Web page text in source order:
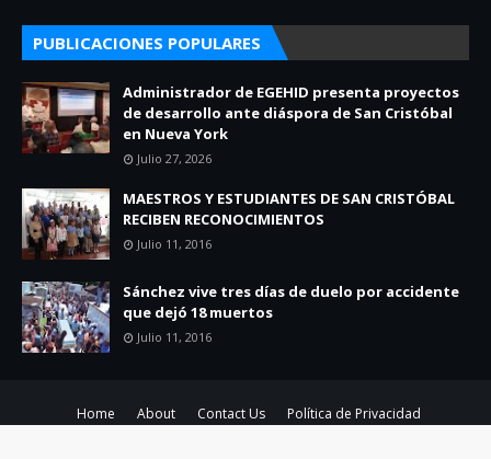
PUBLICACIONES POPULARES
Administrador de EGEHID presenta proyectos
de desarrollo ante diáspora de San Cristóbal
en Nueva York
Julio 27, 2026
MAESTROS Y ESTUDIANTES DE SAN CRISTÓBAL
RECIBEN RECONOCIMIENTOS
Julio 11, 2016
Sánchez vive tres días de duelo por accidente
que dejó 18 muertos
Julio 11, 2016
Home About Contact Us
Política de Privacidad